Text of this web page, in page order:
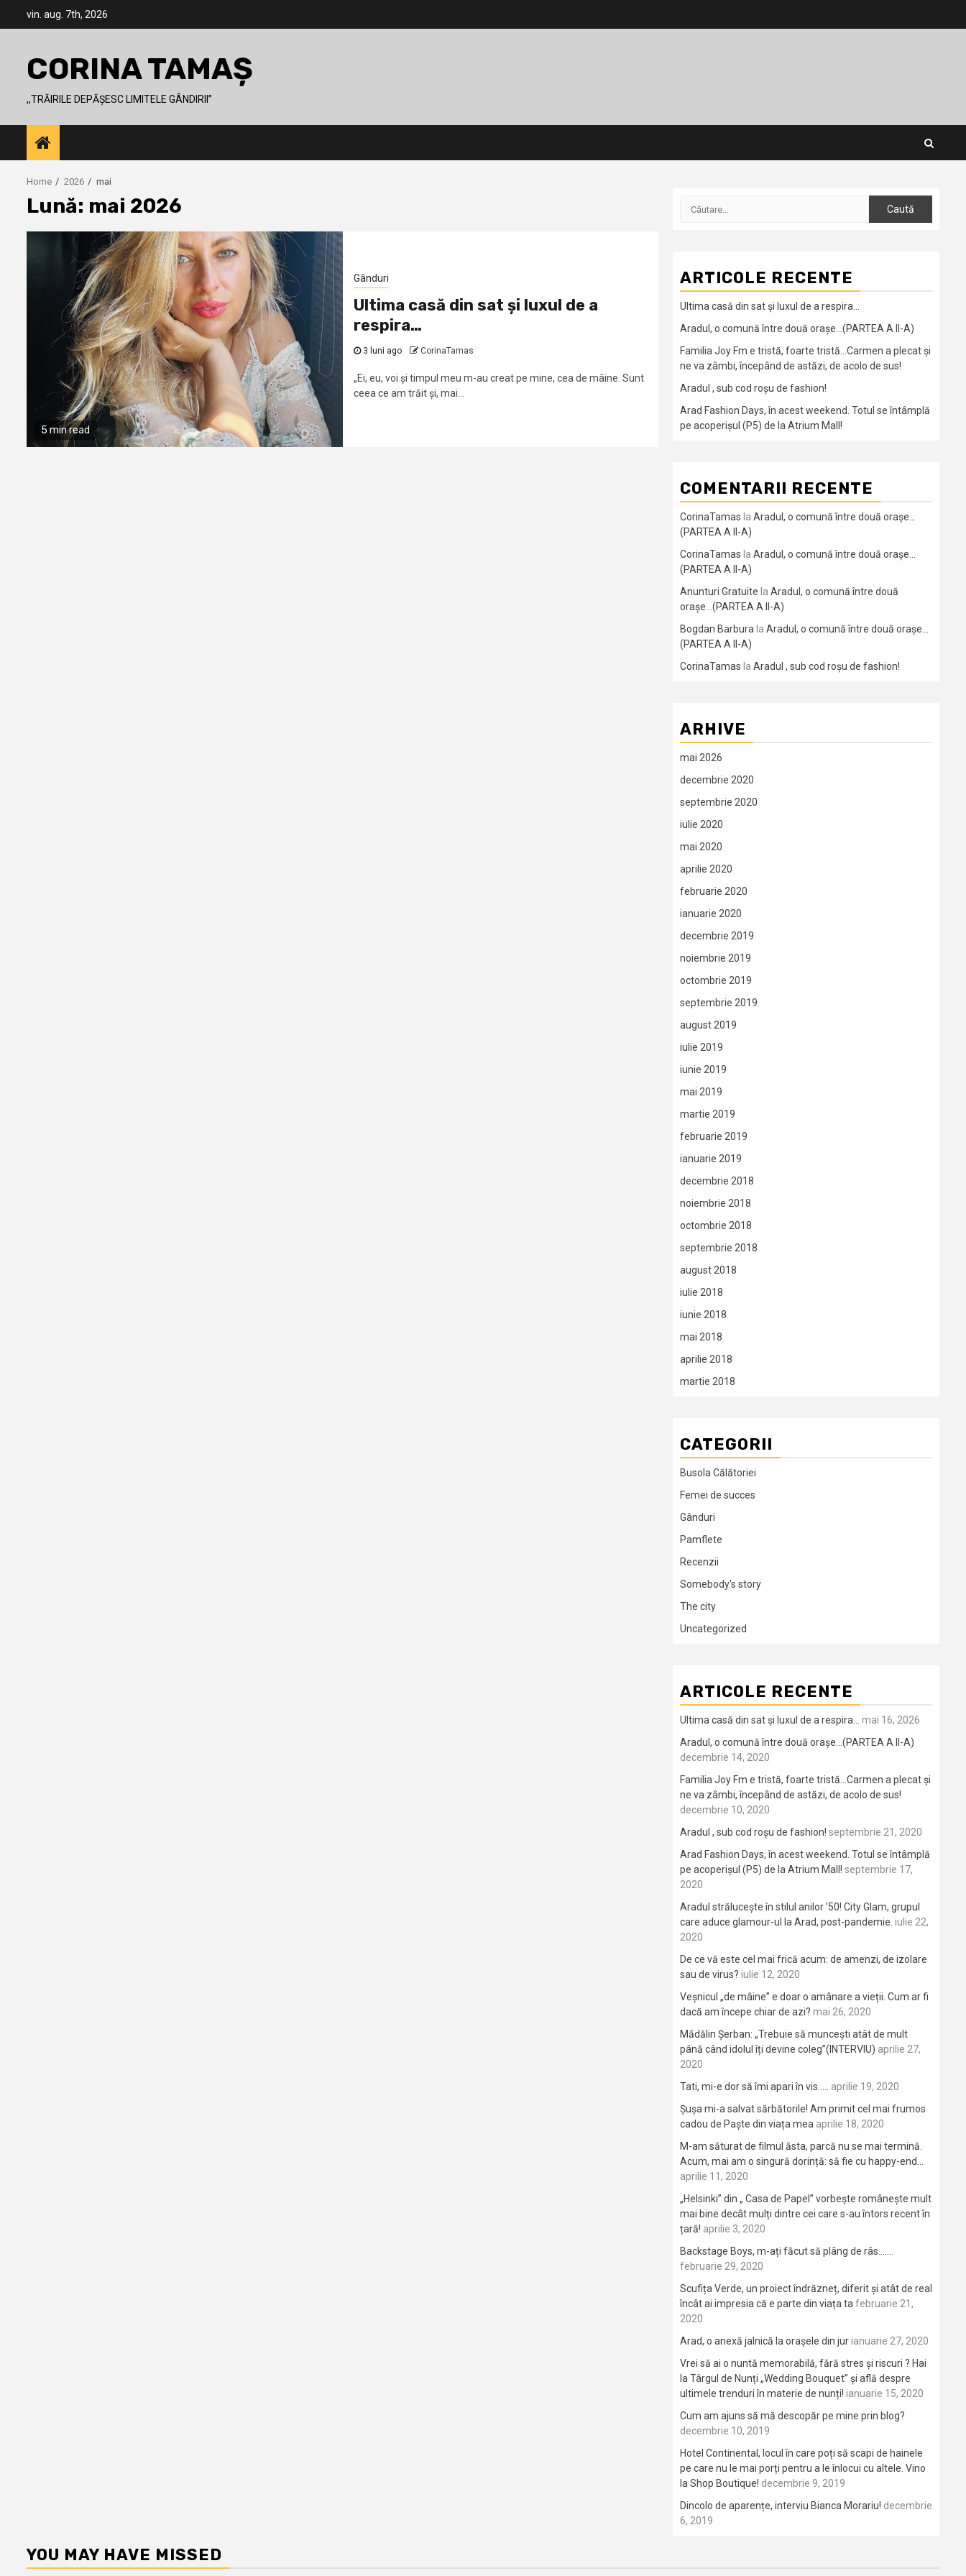
vin. aug. 7th, 2026
CORINA TAMAȘ
,,TRĂIRILE DEPĂȘESC LIMITELE GÂNDIRII’’
Home 2026 mai
Lună: mai 2026
5 min read
Gânduri
Ultima casă din sat și luxul de a
respira…
3 luni ago CorinaTamas
„Ei, eu, voi și timpul meu m-au creat pe mine, cea de mâine. Sunt
ceea ce am trăit și, mai...
ARTICOLE RECENTE
Ultima casă din sat și luxul de a respira…
Aradul, o comună între două orașe…(PARTEA A II-A)
Familia Joy Fm e tristă, foarte tristă…Carmen a plecat și
ne va zâmbi, începând de astăzi, de acolo de sus!
Aradul , sub cod roșu de fashion!
Arad Fashion Days, în acest weekend. Totul se întâmplă
pe acoperișul (P5) de la Atrium Mall!
COMENTARII RECENTE
CorinaTamas la Aradul, o comună între două orașe…
(PARTEA A II-A)
CorinaTamas la Aradul, o comună între două orașe…
(PARTEA A II-A)
Anunturi Gratuite la Aradul, o comună între două
orașe…(PARTEA A II-A)
Bogdan Barbura la Aradul, o comună între două orașe…
(PARTEA A II-A)
CorinaTamas la Aradul , sub cod roșu de fashion!
ARHIVE
mai 2026
decembrie 2020
septembrie 2020
iulie 2020
mai 2020
aprilie 2020
februarie 2020
ianuarie 2020
decembrie 2019
noiembrie 2019
octombrie 2019
septembrie 2019
august 2019
iulie 2019
iunie 2019
mai 2019
martie 2019
februarie 2019
ianuarie 2019
decembrie 2018
noiembrie 2018
octombrie 2018
septembrie 2018
august 2018
iulie 2018
iunie 2018
mai 2018
aprilie 2018
martie 2018
CATEGORII
Busola Călătoriei
Femei de succes
Gânduri
Pamflete
Recenzii
Somebody's story
The city
Uncategorized
ARTICOLE RECENTE
Ultima casă din sat și luxul de a respira…
mai 16, 2026
Aradul, o comună între două orașe…(PARTEA A II-A)
decembrie 14, 2020
Familia Joy Fm e tristă, foarte tristă…Carmen a plecat și
ne va zâmbi, începând de astăzi, de acolo de sus!
decembrie 10, 2020
Aradul , sub cod roșu de fashion! septembrie 21, 2020
Arad Fashion Days, în acest weekend. Totul se întâmplă
pe acoperișul (P5) de la Atrium Mall! septembrie 17,
2020
Aradul strălucește în stilul anilor ’50! City Glam, grupul
care aduce glamour-ul la Arad, post-pandemie. iulie 22,
2020
De ce vă este cel mai frică acum: de amenzi, de izolare
sau de virus? iulie 12, 2020
Veșnicul „de mâine” e doar o amânare a vieții. Cum ar fi
dacă am începe chiar de azi? mai 26, 2020
Mădălin Șerban: „Trebuie să muncești atât de mult
până când idolul îți devine coleg”(INTERVIU) aprilie 27,
2020
Tati, mi-e dor să îmi apari în vis…..
aprilie 19, 2020
Șușa mi-a salvat sărbătorile! Am primit cel mai frumos
cadou de Paște din viața mea aprilie 18, 2020
M-am săturat de filmul ăsta, parcă nu se mai termină.
Acum, mai am o singură dorință: să fie cu happy-end…
aprilie 11, 2020
„Helsinki” din „ Casa de Papel” vorbește românește mult
mai bine decât mulți dintre cei care s-au întors recent în
țară! aprilie 3, 2020
Backstage Boys, m-ați făcut să plâng de râs…….
februarie 29, 2020
Scufița Verde, un proiect îndrăzneț, diferit și atât de real
încât ai impresia că e parte din viața ta februarie 21,
2020
Arad, o anexă jalnică la orașele din jurianuarie 27, 2020
Vrei să ai o nuntă memorabilă, fără stres și riscuri ? Hai
la Târgul de Nunți „Wedding Bouquet” și află despre
ultimele trenduri în materie de nunți! ianuarie 15, 2020
Cum am ajuns să mă descopăr pe mine prin blog?
decembrie 10, 2019
Hotel Continental, locul în care poți să scapi de hainele
pe care nu le mai porți pentru a le înlocui cu altele. Vino
la Shop Boutique! decembrie 9, 2019
Dincolo de aparențe, interviu Bianca Morariu! decembrie
6, 2019
YOU MAY HAVE MISSED